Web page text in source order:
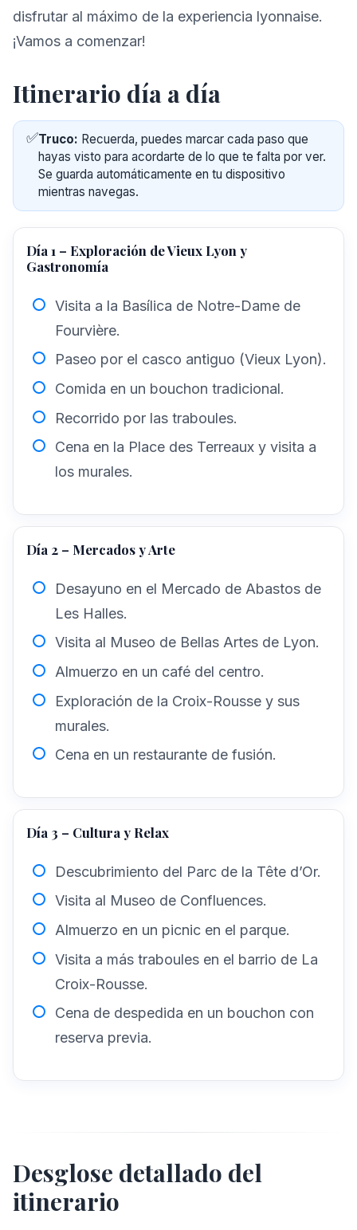
disfrutar al máximo de la experiencia lyonnaise.
¡Vamos a comenzar!
Itinerario día a día
✅Truco: Recuerda, puedes marcar cada paso que
hayas visto para acordarte de lo que te falta por ver.
Se guarda automáticamente en tu dispositivo
mientras navegas.
Día 1 – Exploración de Vieux Lyon y
Gastronomía
Visita a la Basílica de Notre-Dame de
Fourvière.
Paseo por el casco antiguo (Vieux Lyon).
Comida en un bouchon tradicional.
Recorrido por las traboules.
Cena en la Place des Terreaux y visita a
los murales.
Día 2 – Mercados y Arte
Desayuno en el Mercado de Abastos de
Les Halles.
Visita al Museo de Bellas Artes de Lyon.
Almuerzo en un café del centro.
Exploración de la Croix-Rousse y sus
murales.
Cena en un restaurante de fusión.
Día 3 – Cultura y Relax
Descubrimiento del Parc de la Tête d’Or.
Visita al Museo de Confluences.
Almuerzo en un picnic en el parque.
Visita a más traboules en el barrio de La
Croix-Rousse.
Cena de despedida en un bouchon con
reserva previa.
Desglose detallado del
itinerario